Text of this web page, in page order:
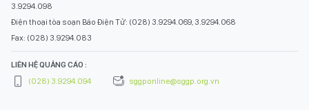
3.9294.098
Điện thoại tòa soạn Báo Điện Tử: (028) 3.9294.069, 3.9294.068
Fax: (028) 3.9294.083
LIÊN HỆ QUẢNG CÁO :
(028) 3.9294.094
sggponline@sggp.org.vn